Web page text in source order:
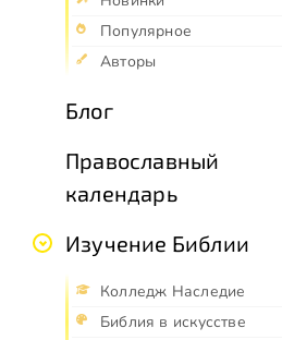
Популярное
Авторы
Блог
Православный
календарь
Изучение Библии
Колледж Наследие
Библия в искусстве